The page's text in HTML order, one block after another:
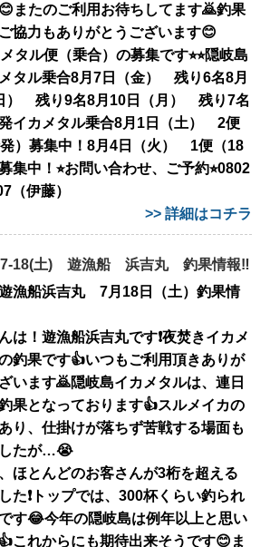
またのご利用お待ちしてます🙇釣果
協力もありがとうございます😊
メタル便（乗合）の募集です⭐︎⭐︎隠岐島
タル乗合8月7日（金） 残り6名8月
） 残り9名8月10日（月） 残り7名
イカメタル乗合8月1日（土） 2便
発）募集中！8月4日（火） 1便（18
集中！⭐︎お問い合わせ、ご予約⭐︎0802
（伊藤）
>> 詳細はコチラ
18(土) 遊漁船 浜吉丸 釣果情報‼️
漁船浜吉丸 7月18日（土）釣果情
は！遊漁船浜吉丸です❗️夜焚きイカメ
釣果です👍いつもご利用頂きありが
います🙇隠岐島イカメタルは、連日
果となっております👍スルメイカの
り、仕掛けが落ちず苦戦する場面も
たが…😭
ほとんどのお客さんが3桁を超える
た❗️トップでは、300杯くらい釣られ
す😂今年の隠岐島は例年以上と思い
これからにも期待出来そうです😊ま